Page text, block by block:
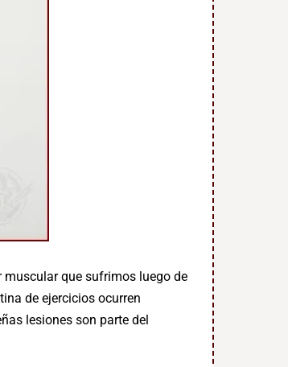
muscular que sufrimos luego de
de ejercicios ocurren
lesiones son parte del